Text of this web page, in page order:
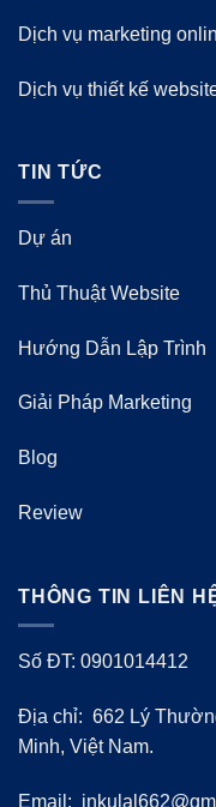
Dịch vụ marketing
Dịch vụ thiết kế
TIN TỨC
Dự án
Thủ Thuật Website
Hướng Dẫn Lập Trình
Giải Pháp Marketing
Blog
Review
THÔNG TIN LIÊN
Số ĐT: 0901014412
Địa chỉ: 662 Lý
Minh, Việt Nam.
Email: